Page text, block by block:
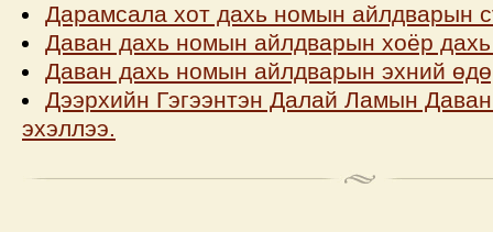
Дарамсала хот дахь номын айлдварын
Даван дахь номын айлдварын хоёр
Даван дахь номын айлдварын эхний
Дээрхийн Гэгээнтэн Далай Ламын
эхэллээ.